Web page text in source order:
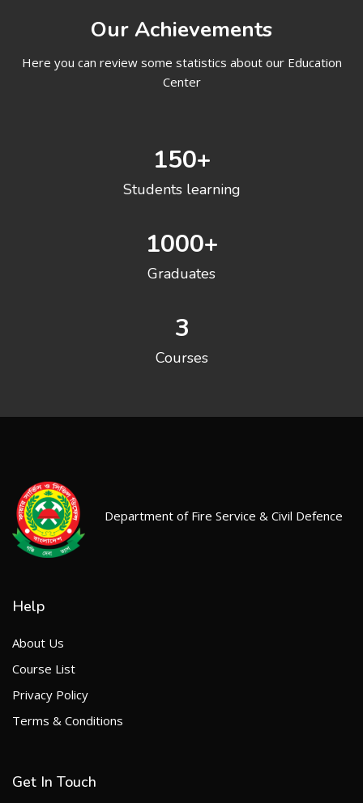
Our Achievements
Here you can review some statistics about our Education
Center
150+
Students learning
1000+
Graduates
3
Courses
Department of Fire Service & Civil Defence
Help
About Us
Course List
Privacy Policy
Terms & Conditions
Get In Touch